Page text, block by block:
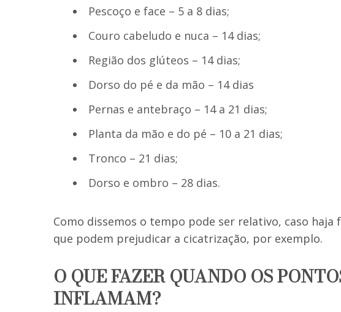
Pescoço e face – 5 a 8 dias;
Couro cabeludo e nuca – 14 dias;
Região dos glúteos – 14 dias;
Dorso do pé e da mão – 14 dias
Pernas e antebraço – 14 a 21 dias;
Planta da mão e do pé – 10 a 21 dias;
Tronco – 21 dias;
Dorso e ombro – 28 dias.
Como dissemos o tempo pode ser relativo, caso haja
que podem prejudicar a cicatrização, por exemplo.
O QUE FAZER QUANDO OS
INFLAMAM?